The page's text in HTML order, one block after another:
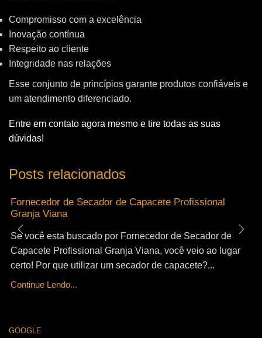
Compromisso com a excelência
Inovação contínua
Respeito ao cliente
Integridade nas relações
Esse conjunto de princípios garante produtos confiáveis e
um atendimento diferenciado.
Entre em contato agora mesmo e tire todas as suas
dúvidas!
Posts relacionados
Fornecedor de Secador de Capacete Profissional
Granja Viana
Se você esta buscado por Fornecedor de Secador de
Capacete Profissional Granja Viana, você veio ao lugar
certo! Por que utilizar um secador de capacete?...
Continue Lendo...
GOOGLE